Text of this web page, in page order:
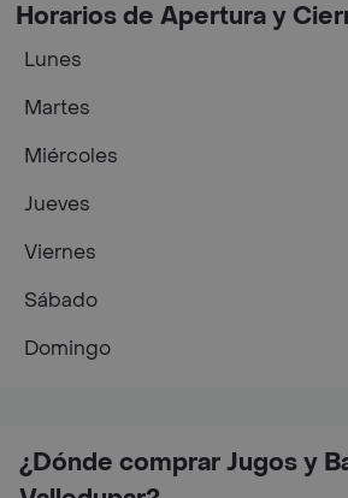
¿Dónde comprar Jugos y
Horarios de Apertura y
Lunes
Martes
Miércoles
Jueves
Viernes
Sábado
Domingo